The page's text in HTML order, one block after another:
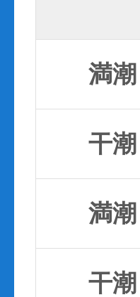
満潮
干潮
満潮
干潮